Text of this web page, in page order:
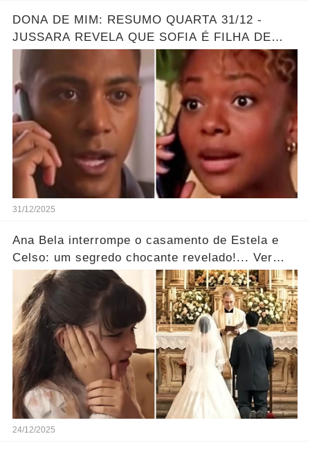
DONA DE MIM: RESUMO QUARTA 31/12 -
JUSSARA REVELA QUE SOFIA É FILHA DE
MARLON - GRANDE REVELAÇÃO
31/12/2025
Ana Bela interrompe o casamento de Estela e
Celso: um segredo chocante revelado!... Ver
24/12/2025